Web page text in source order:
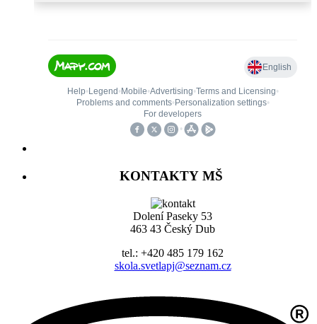
KONTAKTY MŠ
Dolení Paseky 53
463 43 Český Dub
tel.: +420 485 179 162
skola.svetlapj@seznam.cz